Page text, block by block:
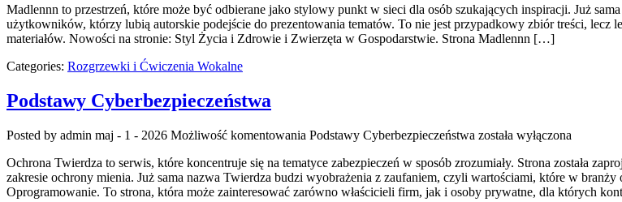
Madlennn to przestrzeń, które może być odbierane jako stylowy punkt w sieci dla osób szukających inspiracji. Już
użytkowników, którzy lubią autorskie podejście do prezentowania tematów. To nie jest przypadkowy zbiór treści,
materiałów. Nowości na stronie: Styl Życia i Zdrowie i Zwierzęta w Gospodarstwie. Strona Madlennn […]
Categories: Rozgrzewki i Ćwiczenia Wokalne
Podstawy Cyberbezpieczeństwa
Posted by admin maj - 1 - 2026 Możliwość komentowania Podstawy Cyberbezpieczeństwa została wyłączona
Ochrona Twierdza to serwis, które koncentruje się na tematyce zabezpieczeń w sposób zrozumiały. Strona została
zakresie ochrony mienia. Już sama nazwa Twierdza budzi wyobrażenia z zaufaniem, czyli wartościami, które w
Oprogramowanie. To strona, która może zainteresować zarówno właścicieli firm, jak i osoby prywatne, dla których